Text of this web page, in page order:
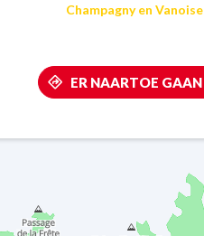
Champagny en Vanoise
ER NAARTOE GAAN